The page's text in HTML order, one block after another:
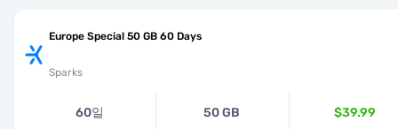
Europe Special 50 GB 60 Days
Sparks
60일 50 GB $39.99